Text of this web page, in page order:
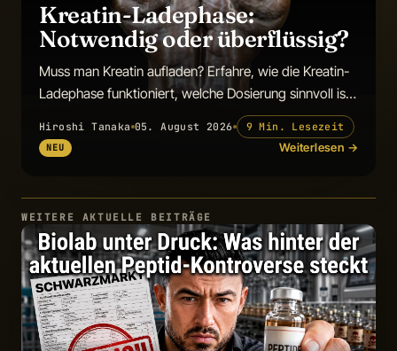
Kreatin-Ladephase:
Notwendig oder überflüssig?
Muss man Kreatin aufladen? Erfahre, wie die Kreatin-
Ladephase funktioniert, welche Dosierung sinnvoll ist
und ob sie wirkliche Vorteile bietet.
Hiroshi Tanaka 05. August 2026 9 Min. Lesezeit
NEU Weiterlesen →
WEITERE AKTUELLE BEITRÄGE